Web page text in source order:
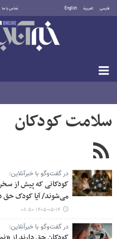
فارسی العربية English تماس با ما
پنجشنبه ۱۵ مرداد ۱۴۰۵
سلامت کودکان
در گفت‌وگو با خبرآنلاین:
کودکانی که پیش از
می‌شوند/ آیا کودک حق
۱۴۰۵-۰۵-۱۴ ۰۸:۵۰
در گفت‌وگو با خبرآنلاین: